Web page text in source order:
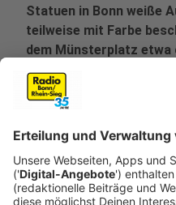
Statuen in Bonn weiße
teilweise mit Farbe
dem Münsterplatz etwa
Veröffentlicht:
Damit wollen die